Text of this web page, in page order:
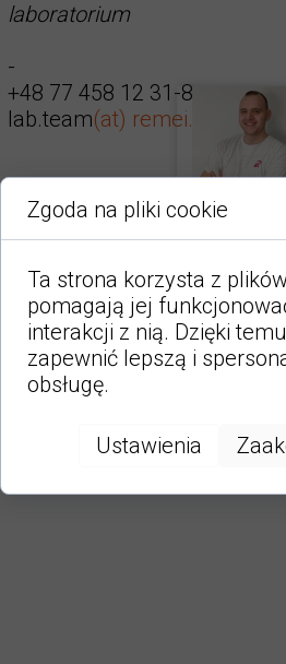
laboratorium
-
+48 77 458 12 31-8
lab.team(at) remei.com.pl
Zgoda na pliki cookie
Ta strona korzysta z
pomagają jej
interakcji z nią. Dzięki
zapewnić lepszą i
obsługę.
Ustawienia